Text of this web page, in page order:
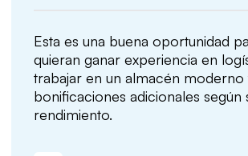
Esta es una buena oportunidad
quieran ganar experiencia en
trabajar en un almacén
bonificaciones adicionales según
rendimiento.